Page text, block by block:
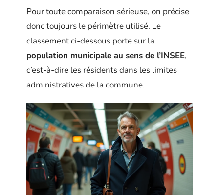
Pour toute comparaison sérieuse, on précise
donc toujours le périmètre utilisé. Le
classement ci-dessous porte sur la
population municipale au sens de l’INSEE,
c’est-à-dire les résidents dans les limites
administratives de la commune.